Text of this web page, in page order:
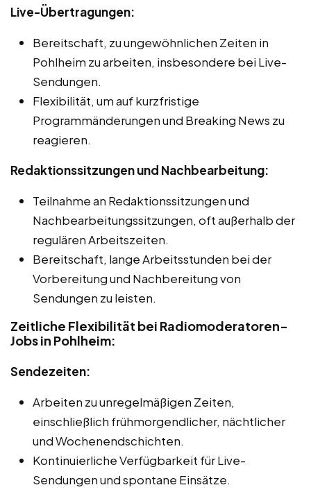
Live-Übertragungen:
Bereitschaft, zu ungewöhnlichen Zeiten in
Pohlheim zu arbeiten, insbesondere bei Live-
Sendungen.
Flexibilität, um auf kurzfristige
Programmänderungen und Breaking News zu
reagieren.
Redaktionssitzungen und Nachbearbeitung:
Teilnahme an Redaktionssitzungen und
Nachbearbeitungssitzungen, oft außerhalb der
regulären Arbeitszeiten.
Bereitschaft, lange Arbeitsstunden bei der
Vorbereitung und Nachbereitung von
Sendungen zu leisten.
Zeitliche Flexibilität bei Radiomoderatoren-
Jobs in Pohlheim:
Sendezeiten:
Arbeiten zu unregelmäßigen Zeiten,
einschließlich frühmorgendlicher, nächtlicher
und Wochenendschichten.
Kontinuierliche Verfügbarkeit für Live-
Sendungen und spontane Einsätze.